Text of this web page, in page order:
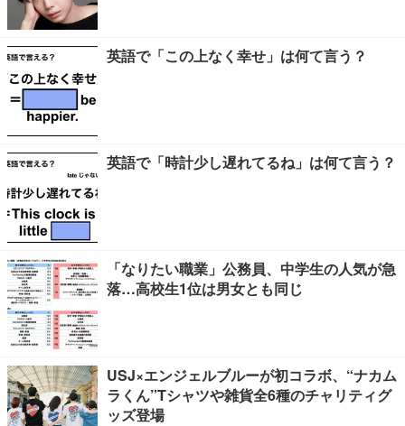
英語で「この上なく幸せ」は何て言う？
英語で「時計少し遅れてるね」は何て言う？
「なりたい職業」公務員、中学生の人気が急
落…高校生1位は男女とも同じ
USJ×エンジェルブルーが初コラボ、“ナカム
ラくん”Tシャツや雑貨全6種のチャリティグ
ッズ登場